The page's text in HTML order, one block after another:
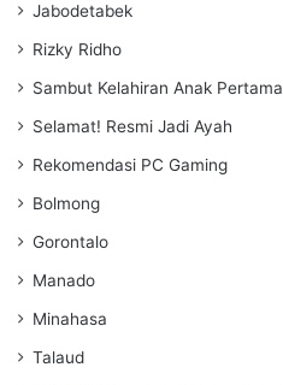
Jabodetabek
Rizky Ridho
Sambut Kelahiran Anak Pertama
Selamat! Resmi Jadi Ayah
Rekomendasi PC Gaming
Bolmong
Gorontalo
Manado
Minahasa
Talaud